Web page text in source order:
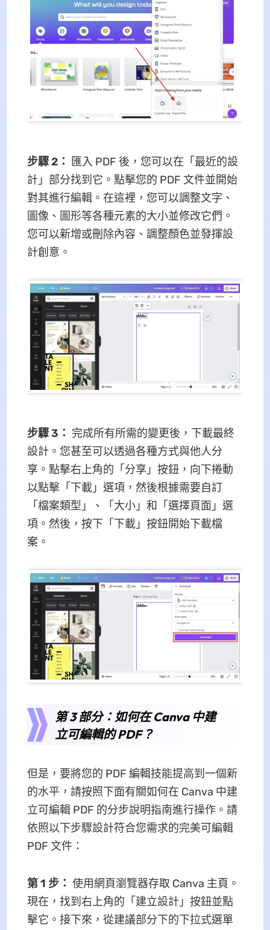
步驟 2：
匯入 PDF 後，您可以在「最近的設
計」部分找到它。點擊您的 PDF 文件並開始
對其進行編輯。在這裡，您可以調整文字、
圖像、圖形等各種元素的大小並修改它們。
您可以新增或刪除內容、調整顏色並發揮設
計創意。
步驟 3： 完成所有所需的變更後，下載最終
設計。您甚至可以透過各種方式與他人分
享。點擊右上角的「分享」按鈕，向下捲動
以點擊「下載」選項，然後根據需要自訂
「檔案類型」、「大小」和「選擇頁面」選
項。然後，按下「下載」按鈕開始下載檔
案。
第 3 部分：如何在 Canva 中建
立可編輯的 PDF？
但是，要將您的 PDF 編輯技能提高到一個新
的水平，請按照下面有關如何在 Canva 中建
立可編輯 PDF 的分步說明指南進行操作。請
依照以下步驟設計符合您需求的完美可編輯
PDF 文件：
第 1 步： 使用網頁瀏覽器存取 Canva 主頁。
現在，找到右上角的「建立設計」按鈕並點
擊它。接下來，從建議部分下的下拉式選單